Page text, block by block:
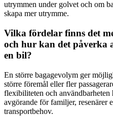
utrymmen under golvet och om
skapa mer utrymme.
Vilka fördelar finns det
och hur kan det påverka
en bil?
En större bagagevolym ger
större föremål eller fler
flexibiliteten och
avgörande för familjer, resenärer
transportbehov.